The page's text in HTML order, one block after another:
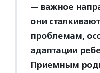
— важное
они
проблемам,
адаптации
Приемным